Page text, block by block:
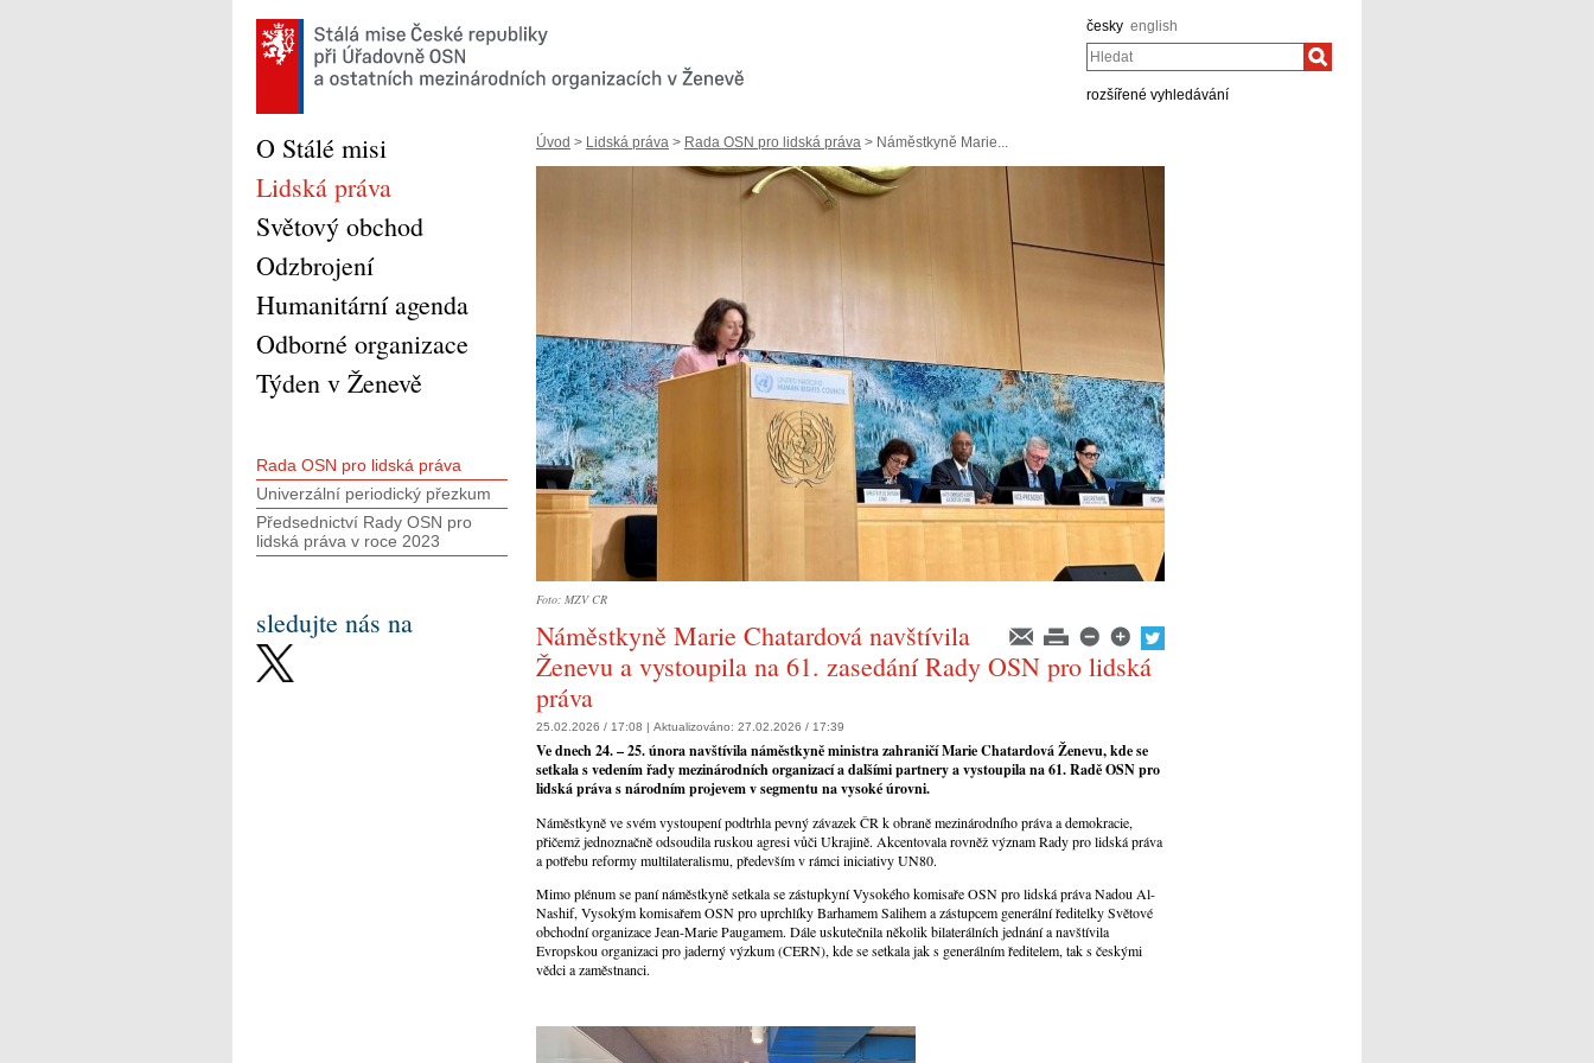
česky english
Hledat
rozšířené vyhledávání
Úvod > Lidská práva > Rada OSN pro lidská práva > Náměstkyně Marie...
Foto: MZV CR
Náměstkyně Marie Chatardová navštívila
Ženevu a vystoupila na 61. zasedání Rady OSN pro lidská
práva
25.02.2026 / 17:08 | Aktualizováno: 27.02.2026 / 17:39
Ve dnech 24. – 25. února navštívila náměstkyně ministra zahraničí Marie Chatardová Ženevu, kde se
setkala s vedením řady mezinárodních organizací a dalšími partnery a vystoupila na 61. Radě OSN pro
lidská práva s národním projevem v segmentu na vysoké úrovni.
Náměstkyně ve svém vystoupení podtrhla pevný závazek ČR k obraně mezinárodního práva a demokracie,
přičemž jednoznačně odsoudila ruskou agresi vůči Ukrajině. Akcentovala rovněž význam Rady pro lidská práva
a potřebu reformy multilateralismu, především v rámci iniciativy UN80.
Mimo plénum se paní náměstkyně setkala se zástupkyní Vysokého komisaře OSN pro lidská práva Nadou Al-
Nashif, Vysokým komisařem OSN pro uprchlíky Barhamem Salihem a zástupcem generální ředitelky Světové
obchodní organizace Jean-Marie Paugamem. Dále uskutečnila několik bilaterálních jednání a navštívila
Evropskou organizaci pro jaderný výzkum (CERN), kde se setkala jak s generálním ředitelem, tak s českými
vědci a zaměstnanci.
O Stálé misi
Lidská práva
Světový obchod
Odzbrojení
Humanitární agenda
Odborné organizace
Týden v Ženevě
Rada OSN pro lidská práva
Univerzální periodický přezkum
Předsednictví Rady OSN pro
lidská práva v roce 2023
sledujte nás na